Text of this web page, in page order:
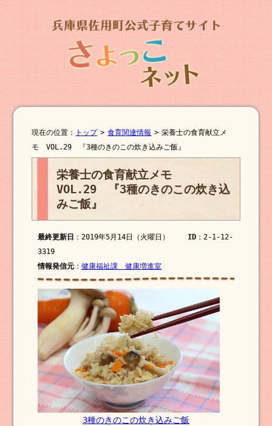
現在の位置： トップ > 食育関連情報 > 栄養士の食育献立メ
モ VOL.29 『3種のきのこの炊き込みご飯』
栄養士の食育献立メモ
VOL.29 『3種のきのこの炊き込
みご飯』
最終更新日 ：2019年5月14日（火曜日） ID ：2-1-12-
3319
情報発信元 ：健康福祉課 健康増進室
3種のきのこの炊き込みご飯